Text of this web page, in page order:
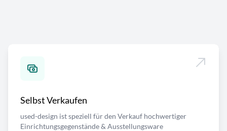
Selbst Verkaufen
used-design ist speziell für den Verkauf hochwertiger
Einrichtungsgegenstände & Ausstellungsware